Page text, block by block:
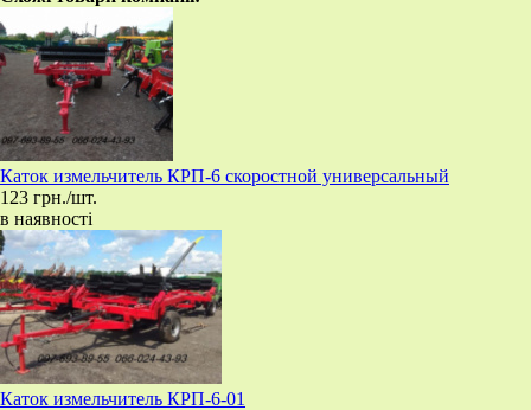
​Каток измельчитель КРП-6 скоростной универсальный
123 грн./шт.
в наявності
​Каток измельчитель КРП-6-01